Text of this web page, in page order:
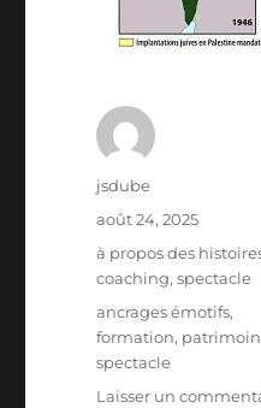
Auteur
jsdube
Publié
le
août 24, 2025
Catégories
à propos des
coaching,spectacle
Étiquettes
ancrages émotifs,
formation,
spectacle
Laisser un